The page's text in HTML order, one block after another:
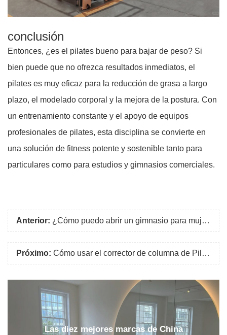
conclusión
Entonces, ¿es el pilates bueno para bajar de peso? Si
bien puede que no ofrezca resultados inmediatos, el
pilates es muy eficaz para la reducción de grasa a largo
plazo, el modelado corporal y la mejora de la postura. Con
un entrenamiento constante y el apoyo de equipos
profesionales de pilates, esta disciplina se convierte en
una solución de fitness potente y sostenible tanto para
particulares como para estudios y gimnasios comerciales.
Anterior: ¿Cómo puedo abrir un gimnasio para mujeres?
Próximo: Cómo usar el corrector de columna de Pilates
Las diez mejores marcas de China